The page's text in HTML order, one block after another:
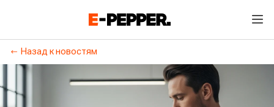
Назад к новостям